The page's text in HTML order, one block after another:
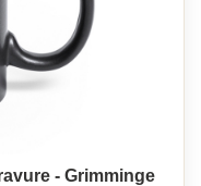
- Grimminge